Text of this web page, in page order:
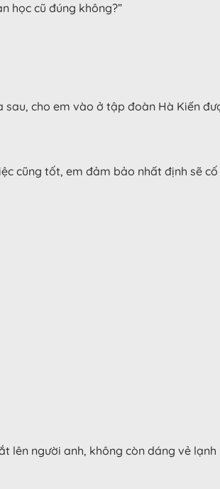
học cũ đúng không?”
cho em vào ở tập đoàn Hà Kiến
cũng tốt, em đảm bảo nhất định sẽ
lên người anh, không còn dáng vẻ